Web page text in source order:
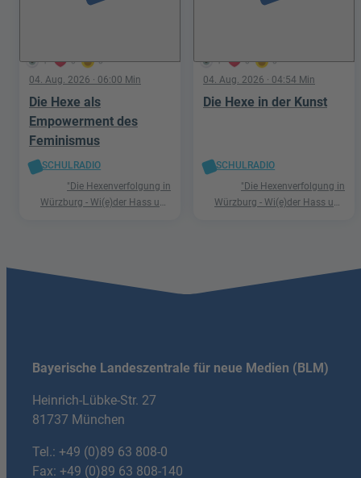
1 0 0
04. Aug. 2026 · 06:00 Min
Die Hexe als
Empowerment des
Feminismus
SCHULRADIO
"Die Hexenverfolgung in
Würzburg - Wi(e)der Hass und
1 0 0
04. Aug. 2026 · 04:54 Min
Die Hexe in der Kunst
SCHULRADIO
"Die Hexenverfolgung in
Würzburg - Wi(e)der Hass und
Bayerische Landeszentrale für neue Medien (BLM)
Heinrich-Lübke-Str. 27
81737 München
Tel.: +49 (0)89 63 808-0
Fax: +49 (0)89 63 808-140